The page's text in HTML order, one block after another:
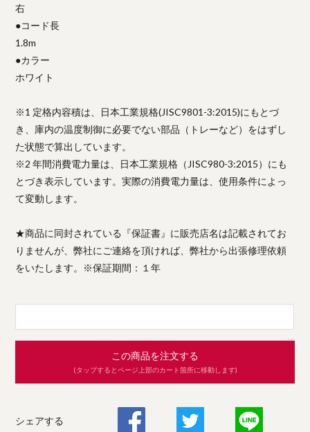
右
●コード長
1.8m
●カラー
ホワイト
※1 定格内容積は、日本工業規格(JISC9801-3:2015)にもとづ
き、庫内の温度制御に必要でない部品（トレーなど）をはずし
た状態で算出しています。
※2 年間消費電力量は、日本工業規格（JISC980-3:2015）にも
とづき表示しています。実際の消費電力量は、使用条件によっ
て変動します。
★商品に同封されている『保証書』に販売店名は記載されてお
りませんが、弊社にご連絡を頂ければ、弊社から出張修理依頼
をいたします。※保証期間：１年
この商品を注文する
(タップするとページ上部のカート箇所に移動します)
シェアする